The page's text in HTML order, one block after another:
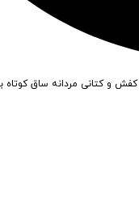
کفش و کتانی مردانه ساق کوتاه